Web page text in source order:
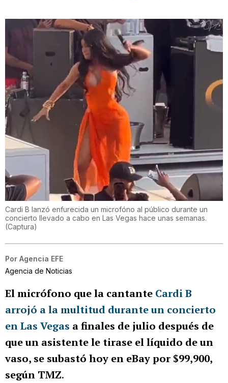
Cardi B lanzó enfurecida un microfóno al público durante un
concierto llevado a cabo en Las Vegas hace unas semanas.
(Captura)
Por Agencia EFE
Agencia de Noticias
El micrófono que la cantante Cardi B
arrojó a la multitud durante un concierto
en Las Vegas a finales de julio después de
que un asistente le tirase el líquido de un
vaso, se subastó hoy en eBay por $99,900,
según TMZ.